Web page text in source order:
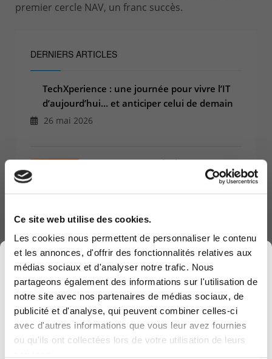
Ce site web utilise des cookies.
Les cookies nous permettent de personnaliser le contenu
et les annonces, d'offrir des fonctionnalités relatives aux
médias sociaux et d'analyser notre trafic. Nous
partageons également des informations sur l'utilisation de
notre site avec nos partenaires de médias sociaux, de
publicité et d'analyse, qui peuvent combiner celles-ci
avec d'autres informations que vous leur avez fournies
ou qu'ils ont collectées lors de votre utilisation de leurs
Computerland devient KEYES, votre partenaire
belge de référence en solutions digitales, alliant
premier cercle NAV, un franc succès.
DERNIERS ARTICLES
TechXperience : une journée pour vivre l’IT
d’aujourd’hui… et anticiper celui de demain
26 mai 2026
Le groupe NRB devient KEYES
Pourquoi la gouvernance des
données devient l’infrastructure
centrale de l’IA
18 mars 2026
Transformer le service public avec
l’IA : le témoignage du SPW
accompagné par Computerland